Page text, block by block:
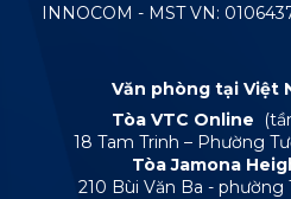
INNOCOM - MST VN:
Văn phòng tại Việt
Tòa VTC Online
18 Tam Trinh – Phường
Tòa Jamona
210 Bùi Văn Ba - phường